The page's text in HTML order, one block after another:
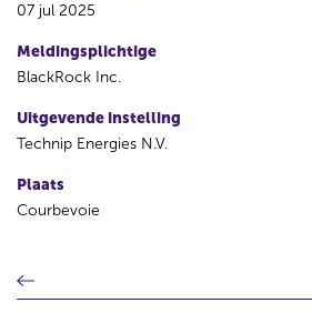
07 jul 2025
Meldingsplichtige
BlackRock Inc.
Uitgevende instelling
Technip Energies N.V.
Plaats
Courbevoie
o